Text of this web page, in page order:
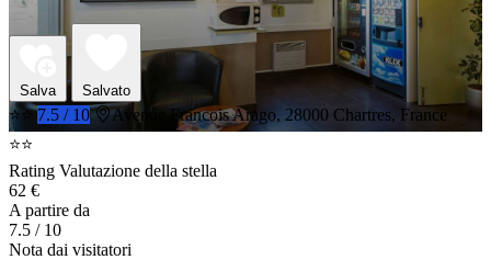
Salva Salvato
⭐⭐ 7.5 / 10
Avenue Francois Arago, 28000 Chartres, France
⭐⭐
Rating Valutazione della stella
62 €
A partire da
7.5 / 10
Nota dai visitatori